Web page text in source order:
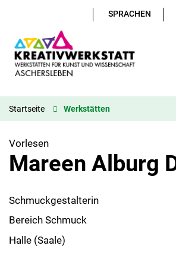
SPRACHEN
Startseite Werkstätten
Vorlesen
Mareen Alburg
Schmuckgestalterin
Bereich Schmuck
Halle (Saale)